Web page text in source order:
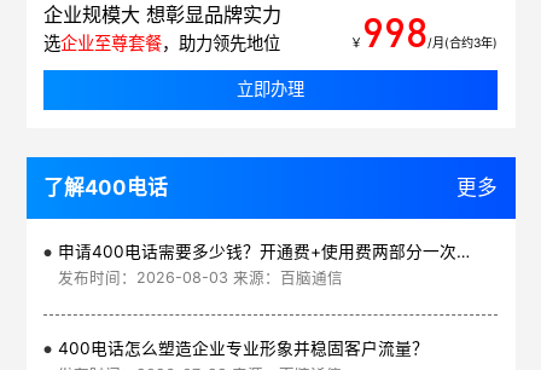
企业规模大 想彰显品牌实力
选企业至尊套餐，助力领先地位 ￥ 998/月(合约3年)
立即办理
了解400电话 更多
申请400电话需要多少钱？开通费+使用费两部分一次讲清
发布时间：2026-08-03 来源：百脑通信
400电话怎么塑造企业专业形象并稳固客户流量？